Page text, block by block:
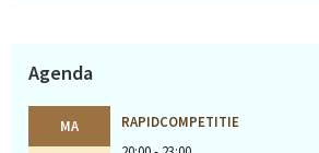
Agenda
MA
RAPIDCOMPETITIE